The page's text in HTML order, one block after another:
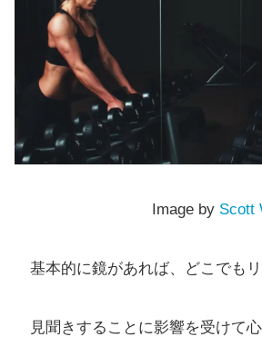
Image by Scott
基本的に鏡があれば、どこでもリ
見聞きすることに影響を受けて